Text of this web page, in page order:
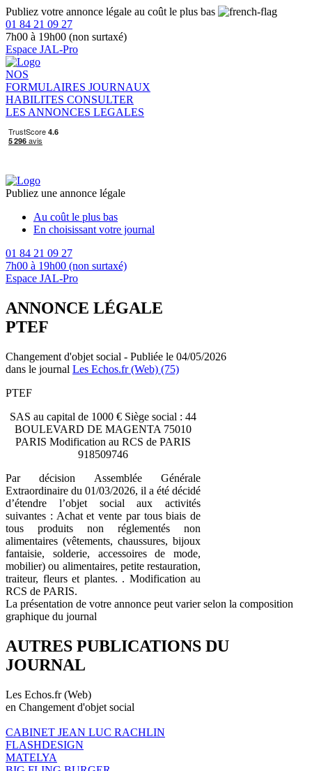
Publiez votre annonce légale au coût le plus bas
01 84 21 09 27
7h00 à 19h00 (non surtaxé)
Espace JAL-Pro
NOS
FORMULAIRES JOURNAUX
HABILITES CONSULTER
LES ANNONCES LEGALES
Publiez une annonce légale
Au coût le plus bas
En choisissant votre journal
01 84 21 09 27
7h00 à 19h00 (non surtaxé)
Espace JAL-Pro
ANNONCE LÉGALE
PTEF
Changement d'objet social - Publiée le 04/05/2026
dans le journal Les Echos.fr (Web) (75)
PTEF
SAS au capital de 1000 € Siège social : 44
BOULEVARD DE MAGENTA 75010
PARIS Modification au RCS de PARIS
918509746
Par décision Assemblée Générale
Extraordinaire du 01/03/2026, il a été décidé
d’étendre l’objet social aux activités
suivantes : Achat et vente par tous biais de
tous produits non réglementés non
alimentaires (vêtements, chaussures, bijoux
fantaisie, solderie, accessoires de mode,
mobilier) ou alimentaires, petite restauration,
traiteur, fleurs et plantes. . Modification au
RCS de PARIS.
La présentation de votre annonce peut varier selon la composition
graphique du journal
AUTRES PUBLICATIONS DU
JOURNAL
Les Echos.fr (Web)
en Changement d'objet social
CABINET JEAN LUC RACHLIN
FLASHDESIGN
MATELYA